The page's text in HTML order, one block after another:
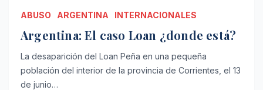
ABUSO ARGENTINA INTERNACIONALES
Argentina: El caso Loan ¿donde está?
La desaparición del Loan Peña en una pequeña
población del interior de la provincia de Corrientes, el 13
de junio…